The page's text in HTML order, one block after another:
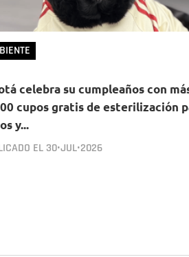
celebra su cumpleaños con
cupos gratis de esterilización
y...
EL 30•JUL•2026